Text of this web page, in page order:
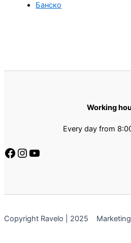
Банско
Working
Every day from
Copyright Ravelo | 2025